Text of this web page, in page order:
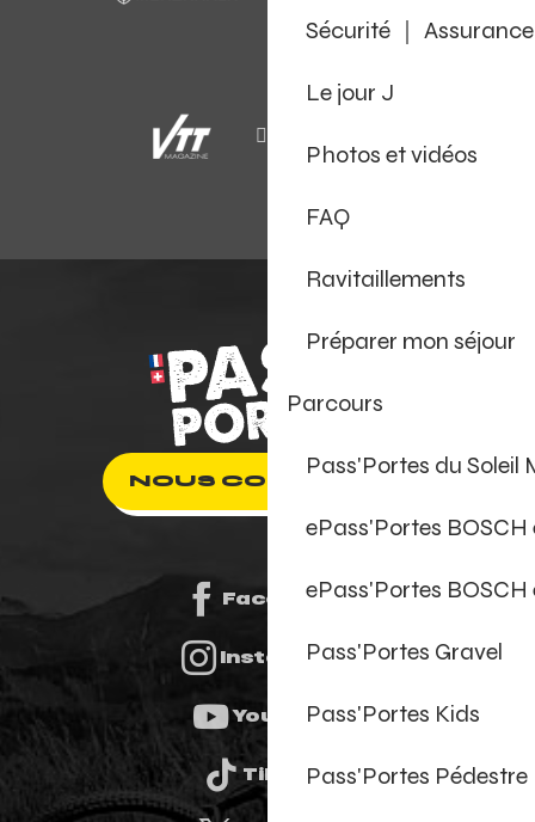
Sécurité ｜ Assurance
Le jour J
Photos et vidéos
FAQ
Ravitaillements
Préparer mon séjour
Parcours
Pass'Portes du Soleil
ePass'Portes
ePass'Portes
Pass'Portes Gravel
Pass'Portes Kids
Pass'Portes Pédestre
NOUS CONTACTER
Facebook
Instagram
Youtube
Tiktok